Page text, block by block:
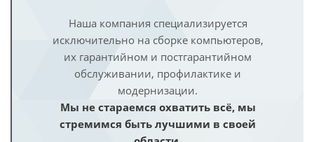
Наша компания специализируется
исключительно на сборке компьютеров,
их гарантийном и постгарантийном
обслуживании, профилактике и
модернизации.
Мы не стараемся охватить всё, мы
стремимся быть лучшими в своей